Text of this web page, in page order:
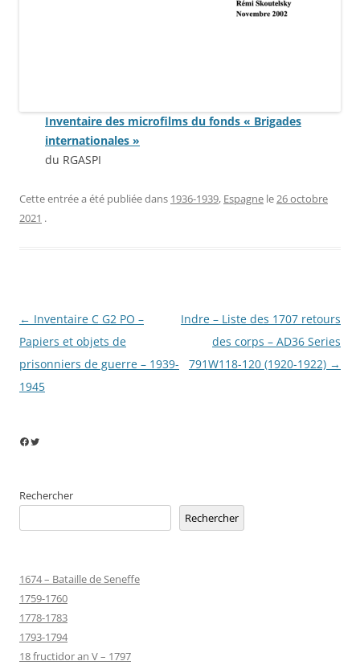
Inventaire des microfilms du fonds « Brigades
internationales »
du RGASPI
Cette entrée a été publiée dans 1936-1939, Espagne le 26 octobre
2021 .
Navigation
des
articles
← Inventaire C G2 PO –
Papiers et objets de
prisonniers de guerre – 1939-
1945
Indre – Liste des 1707 retours
des corps – AD36 Series
791W118-120 (1920-1922) →
Facebook
Twitter
Rechercher
Rechercher
1674 – Bataille de Seneffe
1759-1760
1778-1783
1793-1794
18 fructidor an V – 1797